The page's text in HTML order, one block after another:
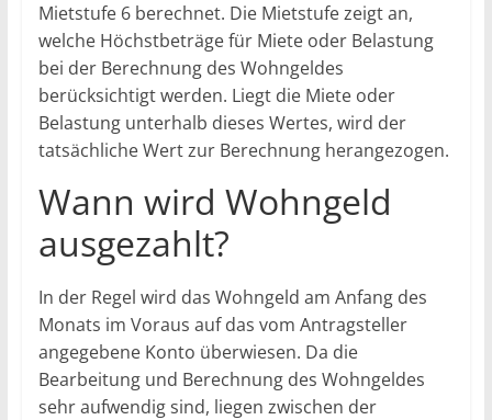
Mietstufe 6 berechnet. Die Mietstufe zeigt an,
welche Höchstbeträge für Miete oder Belastung
bei der Berechnung des Wohngeldes
berücksichtigt werden. Liegt die Miete oder
Belastung unterhalb dieses Wertes, wird der
tatsächliche Wert zur Berechnung herangezogen.
Wann wird Wohngeld
ausgezahlt?
In der Regel wird das Wohngeld am Anfang des
Monats im Voraus auf das vom Antragsteller
angegebene Konto überwiesen. Da die
Bearbeitung und Berechnung des Wohngeldes
sehr aufwendig sind, liegen zwischen der